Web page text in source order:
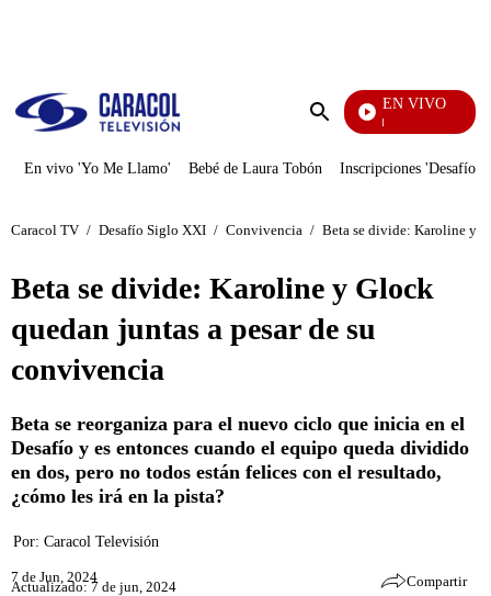
Enviar
EN VIVO
Noticias Caracol
En vivo 'Yo Me Llamo' Bebé de Laura Tobón Inscripciones 'Desafío'
Caracol TV / Desafío Siglo XXI / Convivencia / Beta se divide: Karoline y
Beta se divide: Karoline y Glock
quedan juntas a pesar de su
convivencia
Beta se reorganiza para el nuevo ciclo que inicia en el
Desafío y es entonces cuando el equipo queda dividido
en dos, pero no todos están felices con el resultado,
¿cómo les irá en la pista?
Por: Caracol Televisión
7 de Jun, 2024
Actualizado: 7 de jun, 2024 Compartir